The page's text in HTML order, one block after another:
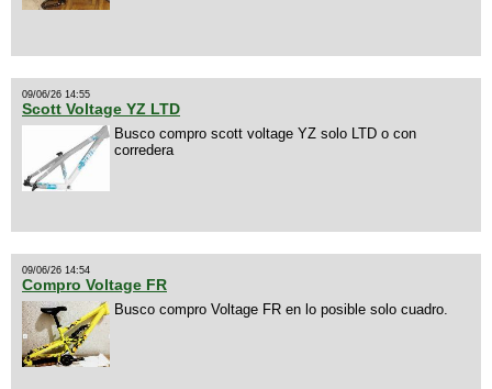
09/06/26 14:55
Scott Voltage YZ LTD
Busco compro scott voltage YZ solo LTD o con
corredera
09/06/26 14:54
Compro Voltage FR
Busco compro Voltage FR en lo posible solo cuadro.